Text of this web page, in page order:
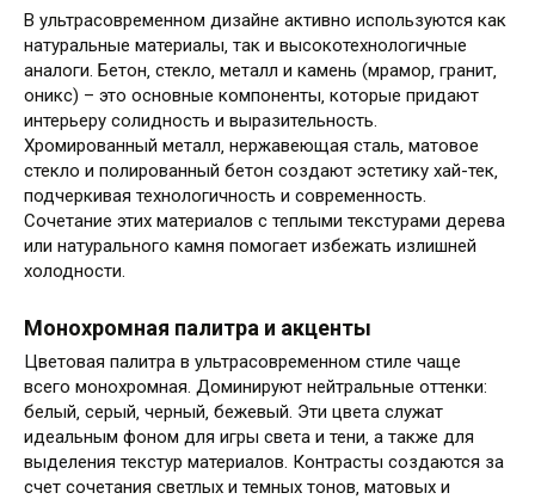
В ультрасовременном дизайне активно используются как
натуральные материалы‚ так и высокотехнологичные
аналоги. Бетон‚ стекло‚ металл и камень (мрамор‚ гранит‚
оникс) – это основные компоненты‚ которые придают
интерьеру солидность и выразительность.
Хромированный металл‚ нержавеющая сталь‚ матовое
стекло и полированный бетон создают эстетику хай-тек‚
подчеркивая технологичность и современность.
Сочетание этих материалов с теплыми текстурами дерева
или натурального камня помогает избежать излишней
холодности.
Монохромная палитра и акценты
Цветовая палитра в ультрасовременном стиле чаще
всего монохромная. Доминируют нейтральные оттенки:
белый‚ серый‚ черный‚ бежевый. Эти цвета служат
идеальным фоном для игры света и тени‚ а также для
выделения текстур материалов. Контрасты создаются за
счет сочетания светлых и темных тонов‚ матовых и